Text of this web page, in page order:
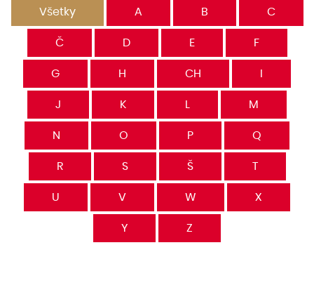
Všetky A B C
Č D E F
G H CH
J K M
N O P Q
R S Š T
U V W X
Y Z